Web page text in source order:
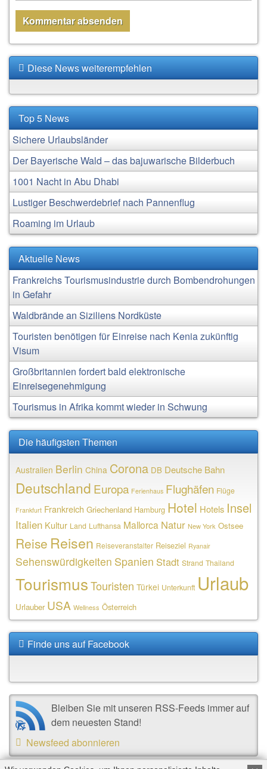
Diese News weiterempfehlen
Top 5 News
Sichere Urlaubsländer
Der Bayerische Wald – das bajuwarische Bilderbuch
1001 Nacht in Abu Dhabi
Lustiger Beschwerdebrief nach Pannenflug
Roaming im Urlaub
Aktuelle News
Frankreichs Tourismusindustrie durch Bombendrohungen
in Gefahr
Waldbrände an Siziliens Nordküste
Touristen benötigen für Einreise nach Kenia zukünftig
Visum
Großbritannien fordert bald elektronische
Einreisegenehmigung
Tourismus in Afrika kommt wieder in Schwung
Die häufigsten Themen
Australien Berlin China Corona DB Deutsche Bahn
Deutschland Europa Ferienhaus Flughäfen Flüge
Frankfurt Frankreich Griechenland Hamburg Hotel Hotels Insel
Italien Kultur Land Lufthansa Mallorca Natur New York Ostsee
Reise Reisen Reiseveranstalter Reiseziel Ryanair
Sehenswürdigkeiten Spanien Stadt Strand Thailand
TourismusTouristen Türkei Unterkunft Urlaub
Urlauber USA Wellness Österreich
Finde uns auf Facebook
Bleiben Sie mit unseren RSS-Feeds immer auf
dem neuesten Stand!
Newsfeed abonnieren